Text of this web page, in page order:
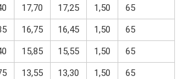
17,70 17,25 1,50
65
16,75 16,45 1,50
65
15,85 15,55 1,50
65
13,55 13,30 1,50 65